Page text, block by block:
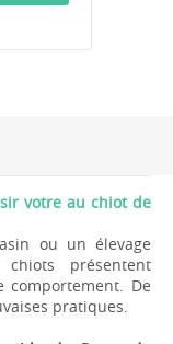
votre au chiot de
ou un élevage
présentent
De
pratiques.